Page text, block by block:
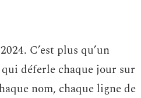
C’est plus qu’un
qui déferle chaque jour sur
nom, chaque ligne de